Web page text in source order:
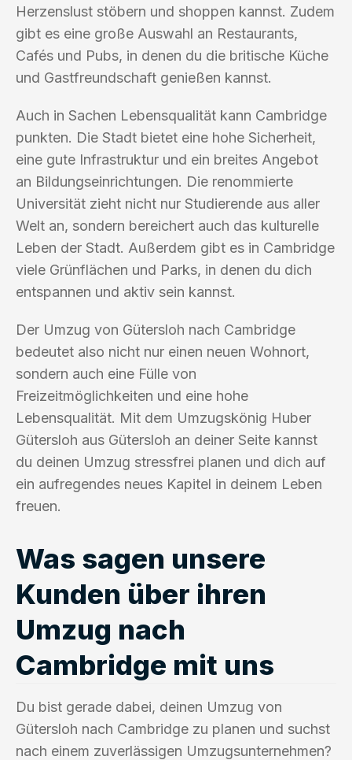
Herzenslust stöbern und shoppen kannst. Zudem
gibt es eine große Auswahl an Restaurants,
Cafés und Pubs, in denen du die britische Küche
und Gastfreundschaft genießen kannst.
Auch in Sachen Lebensqualität kann Cambridge
punkten. Die Stadt bietet eine hohe Sicherheit,
eine gute Infrastruktur und ein breites Angebot
an Bildungseinrichtungen. Die renommierte
Universität zieht nicht nur Studierende aus aller
Welt an, sondern bereichert auch das kulturelle
Leben der Stadt. Außerdem gibt es in Cambridge
viele Grünflächen und Parks, in denen du dich
entspannen und aktiv sein kannst.
Der Umzug von Gütersloh nach Cambridge
bedeutet also nicht nur einen neuen Wohnort,
sondern auch eine Fülle von
Freizeitmöglichkeiten und eine hohe
Lebensqualität. Mit dem Umzugskönig Huber
Gütersloh aus Gütersloh an deiner Seite kannst
du deinen Umzug stressfrei planen und dich auf
ein aufregendes neues Kapitel in deinem Leben
freuen.
Was sagen unsere
Kunden über ihren
Umzug nach
Cambridge mit uns
Du bist gerade dabei, deinen Umzug von
Gütersloh nach Cambridge zu planen und suchst
nach einem zuverlässigen Umzugsunternehmen?